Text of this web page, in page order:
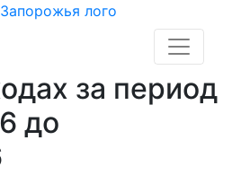
за период
до